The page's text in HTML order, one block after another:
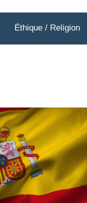
Éthique / Religion